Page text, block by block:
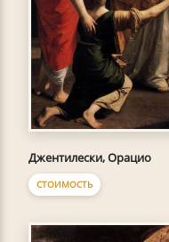
Джентилески, Орацио
СТОИМОСТЬ